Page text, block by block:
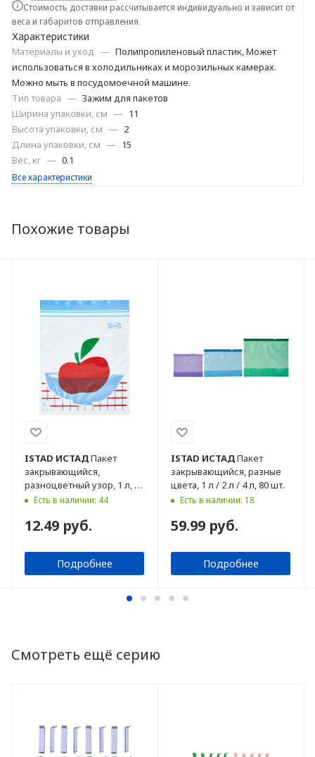
Стоимость доставки рассчитывается индивидуально и зависит от
веса и габаритов отправления.
Характеристики
Материалы и уход — Полипропиленовый пластик, Может
использоваться в холодильниках и морозильных камерах.
Можно мыть в посудомоечной машине.
Тип товара — Зажим для пакетов
Ширина упаковки, см — 11
Высота упаковки, см — 2
Длина упаковки, см — 15
Вес, кг — 0.1
Все характеристики
Похожие товары
ISTAD ИСТАДПакет
закрывающийся,
разноцветный узор, 1 л, 20
шт.Есть в наличии: 44
12.49 руб.
Подробнее
ISTAD ИСТАДПакет
закрывающийся, разные
цвета, 1 л / 2 л / 4 л, 80 шт.
Есть в наличии: 18
59.99 руб.
Подробнее
Смотреть ещё серию